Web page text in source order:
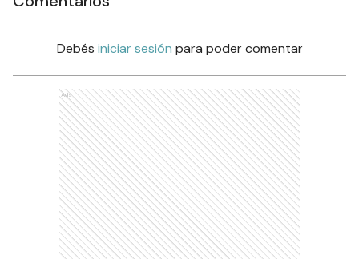
Debés iniciar sesión para poder comentar
Ads